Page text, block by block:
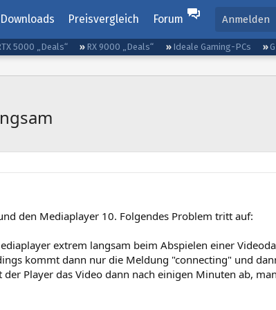
Downloads Preisvergleich Forum Anmelden
5000 „Deals“ RX 9000 „Deals“ Ideale Gaming-PCs
den Mediaplayer 10. Folgendes Problem tritt auf:
extrem langsam beim Abspielen einer
kommt dann nur die Meldung "connecting" und
Player das Video dann nach einigen Minuten ab,